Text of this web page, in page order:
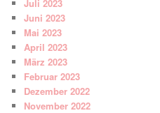
Juli 2023
Juni 2023
Mai 2023
April 2023
März 2023
Februar 2023
Dezember 2022
November 2022